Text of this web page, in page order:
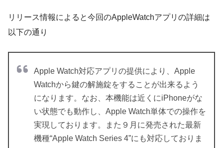
リリース情報によると今回のAppleWatchアプリの詳細は
以下の通り
Apple Watch対応アプリの提供により、Apple
Watchから鍵の解施錠をすることが出来るよう
になります。なお、本機能は近くにiPhoneがな
い状態でも動作し、Apple Watch単体での操作を
実現しております。また９月に発売された最新
機種“Apple Watch Series 4”にも対応しておりま